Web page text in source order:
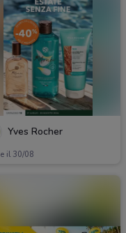
Yves Rocher
il 30/08